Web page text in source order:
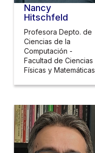
Nancy
Hitschfeld
Profesora Depto. de
Ciencias de la
Computación -
Facultad de Ciencias
Físicas y Matemáticas